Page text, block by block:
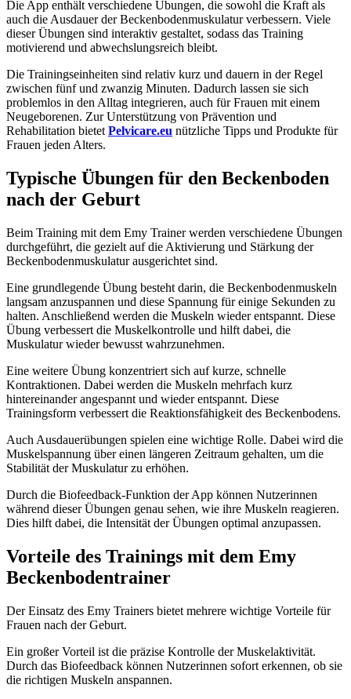
Die App enthält verschiedene Übungen, die sowohl die Kraft als
auch die Ausdauer der Beckenbodenmuskulatur verbessern. Viele
dieser Übungen sind interaktiv gestaltet, sodass das Training
motivierend und abwechslungsreich bleibt.
Die Trainingseinheiten sind relativ kurz und dauern in der Regel
zwischen fünf und zwanzig Minuten. Dadurch lassen sie sich
problemlos in den Alltag integrieren, auch für Frauen mit einem
Neugeborenen. Zur Unterstützung von Prävention und
Rehabilitation bietet Pelvicare.eu nützliche Tipps und Produkte für
Frauen jeden Alters.
Typische Übungen für den Beckenboden
nach der Geburt
Beim Training mit dem Emy Trainer werden verschiedene Übungen
durchgeführt, die gezielt auf die Aktivierung und Stärkung der
Beckenbodenmuskulatur ausgerichtet sind.
Eine grundlegende Übung besteht darin, die Beckenbodenmuskeln
langsam anzuspannen und diese Spannung für einige Sekunden zu
halten. Anschließend werden die Muskeln wieder entspannt. Diese
Übung verbessert die Muskelkontrolle und hilft dabei, die
Muskulatur wieder bewusst wahrzunehmen.
Eine weitere Übung konzentriert sich auf kurze, schnelle
Kontraktionen. Dabei werden die Muskeln mehrfach kurz
hintereinander angespannt und wieder entspannt. Diese
Trainingsform verbessert die Reaktionsfähigkeit des Beckenbodens.
Auch Ausdauerübungen spielen eine wichtige Rolle. Dabei wird die
Muskelspannung über einen längeren Zeitraum gehalten, um die
Stabilität der Muskulatur zu erhöhen.
Durch die Biofeedback-Funktion der App können Nutzerinnen
während dieser Übungen genau sehen, wie ihre Muskeln reagieren.
Dies hilft dabei, die Intensität der Übungen optimal anzupassen.
Vorteile des Trainings mit dem Emy
Beckenbodentrainer
Der Einsatz des Emy Trainers bietet mehrere wichtige Vorteile für
Frauen nach der Geburt.
Ein großer Vorteil ist die präzise Kontrolle der Muskelaktivität.
Durch das Biofeedback können Nutzerinnen sofort erkennen, ob sie
die richtigen Muskeln anspannen.